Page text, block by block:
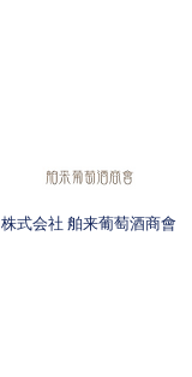
株式会社 舶来葡萄酒商會